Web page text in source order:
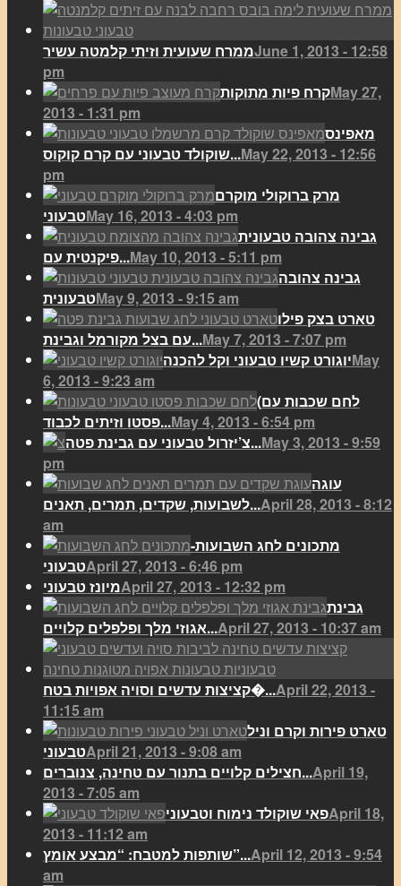
ממרח שעועית וזיתי קלמטה עשירJune 1, 2013 - 12:58
pm
קרח פיות מתוקותMay 27,
2013 - 1:31 pm
מאפינס
שוקולד טבעוני עם קרם קוקוס...May 22, 2013 - 12:56
pm
מרק ברוקולי מוקרם
טבעוניMay 16, 2013 - 4:03 pm
גבינה צהובה טבעונית
פיקנטית עם...May 10, 2013 - 5:11 pm
גבינה צהובה
טבעוניתMay 9, 2013 - 9:15 am
טארט בצק פילו
עם בצל מקורמל וגבינת...May 7, 2013 - 7:07 pm
יוגורט קשיו טבעוני וקל להכנהMay
6, 2013 - 9:23 am
(לחם שכבות עם
פסטו וזיתים לכבוד...May 4, 2013 - 6:54 pm
צ’יזרול טבעוני עם גבינת פטה...May 3, 2013 - 9:59
pm
עוגה
לשבועות, שקדים, תמרים, תאנים...April 28, 2013 - 8:12
am
מתכונים לחג השבועות-
טבעוניApril 27, 2013 - 6:46 pm
מיונז טבעוניApril 27, 2013 - 12:32 pm
גבינת
אגוזי מלך ופלפלים קלויים...April 27, 2013 - 10:37 am
קציצות עדשים וסויה אפויות בטח�...April 22, 2013 -
11:15 am
טארט פירות וקרם וניל
טבעוניApril 21, 2013 - 9:08 am
חצילים קלויים בתנור עם טחינה, צנוברים...April 19,
2013 - 7:05 am
פאי שוקולד נימוח וטבעוניApril 18,
2013 - 11:12 am
שותפות למטבח: “מבצע אומץ”...April 12, 2013 - 9:54
am